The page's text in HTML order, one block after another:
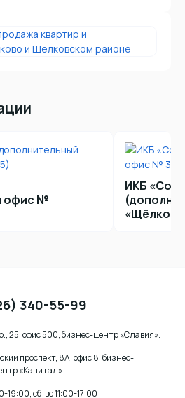
офис №
ИКБ
340-55-99
25, офис 500, бизнес-центр «Славия».
проспект, 8А, офис 8, бизнес-
«Капитал».
сб-вс 11:00-17:00